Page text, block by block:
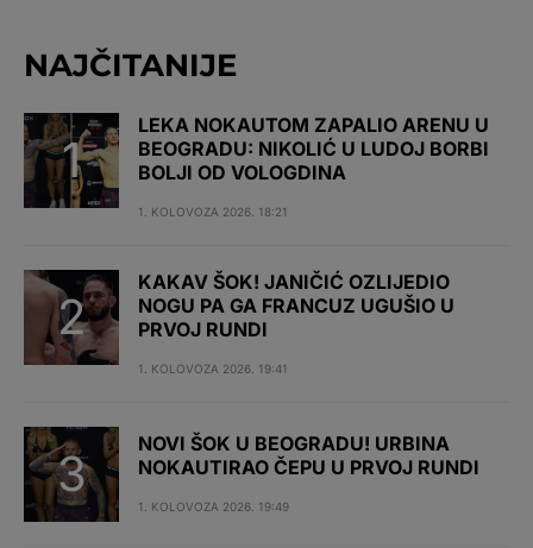
NAJČITANIJE
LEKA NOKAUTOM ZAPALIO ARENU U
BEOGRADU: NIKOLIĆ U LUDOJ BORBI
BOLJI OD VOLOGDINA
1. KOLOVOZA 2026. 18:21
KAKAV ŠOK! JANIČIĆ OZLIJEDIO
NOGU PA GA FRANCUZ UGUŠIO U
PRVOJ RUNDI
1. KOLOVOZA 2026. 19:41
NOVI ŠOK U BEOGRADU! URBINA
NOKAUTIRAO ČEPU U PRVOJ RUNDI
1. KOLOVOZA 2026. 19:49